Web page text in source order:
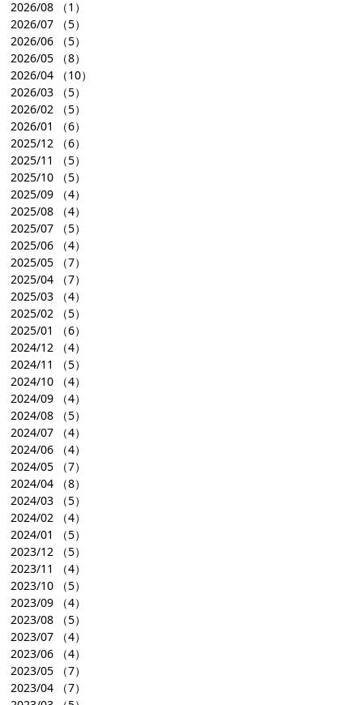
2026/08 （1）
2026/07 （5）
2026/06 （5）
2026/05 （8）
2026/04 （10）
2026/03 （5）
2026/02 （5）
2026/01
（6）
2025/12 （6）
2025/11
（5）
2025/10 （5）
2025/09 （4）
2025/08 （4）
2025/07 （5）
2025/06 （4）
2025/05 （7）
2025/04 （7）
2025/03 （4）
2025/02 （5）
2025/01
（6）
2024/12 （4）
2024/11
（5）
2024/10 （4）
2024/09 （4）
2024/08 （5）
2024/07 （4）
2024/06 （4）
2024/05 （7）
2024/04 （8）
2024/03 （5）
2024/02 （4）
2024/01
（5）
2023/12 （5）
2023/11
（4）
2023/10 （5）
2023/09 （4）
2023/08 （5）
2023/07 （4）
2023/06 （4）
2023/05 （7）
2023/04 （7）